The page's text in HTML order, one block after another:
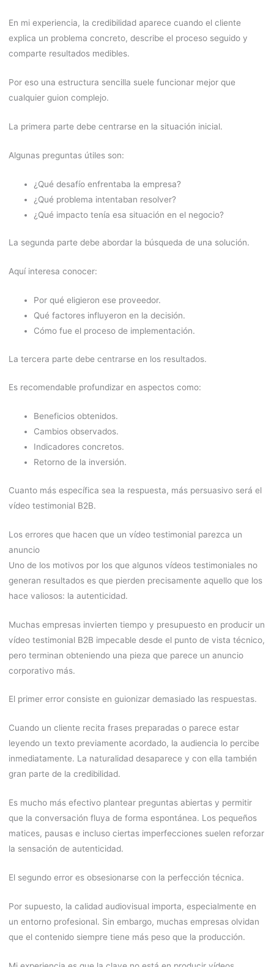
En mi experiencia, la credibilidad aparece cuando el cliente
explica un problema concreto, describe el proceso seguido y
comparte resultados medibles.
Por eso una estructura sencilla suele funcionar mejor que
cualquier guion complejo.
La primera parte debe centrarse en la situación inicial.
Algunas preguntas útiles son:
¿Qué desafío enfrentaba la empresa?
¿Qué problema intentaban resolver?
¿Qué impacto tenía esa situación en el negocio?
La segunda parte debe abordar la búsqueda de una solución.
Aquí interesa conocer:
Por qué eligieron ese proveedor.
Qué factores influyeron en la decisión.
Cómo fue el proceso de implementación.
La tercera parte debe centrarse en los resultados.
Es recomendable profundizar en aspectos como:
Beneficios obtenidos.
Cambios observados.
Indicadores concretos.
Retorno de la inversión.
Cuanto más específica sea la respuesta, más persuasivo será el
vídeo testimonial B2B.
Los errores que hacen que un vídeo testimonial parezca un
anuncio
Uno de los motivos por los que algunos vídeos testimoniales no
generan resultados es que pierden precisamente aquello que los
hace valiosos: la autenticidad.
Muchas empresas invierten tiempo y presupuesto en producir un
vídeo testimonial B2B impecable desde el punto de vista técnico,
pero terminan obteniendo una pieza que parece un anuncio
corporativo más.
El primer error consiste en guionizar demasiado las respuestas.
Cuando un cliente recita frases preparadas o parece estar
leyendo un texto previamente acordado, la audiencia lo percibe
inmediatamente. La naturalidad desaparece y con ella también
gran parte de la credibilidad.
Es mucho más efectivo plantear preguntas abiertas y permitir
que la conversación fluya de forma espontánea. Los pequeños
matices, pausas e incluso ciertas imperfecciones suelen reforzar
la sensación de autenticidad.
El segundo error es obsesionarse con la perfección técnica.
Por supuesto, la calidad audiovisual importa, especialmente en
un entorno profesional. Sin embargo, muchas empresas olvidan
que el contenido siempre tiene más peso que la producción.